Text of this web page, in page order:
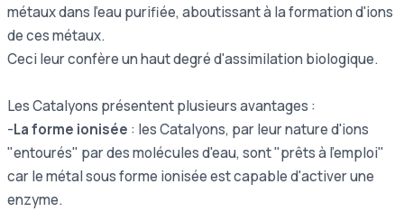
métaux dans l'eau purifiée, aboutissant à la formation d'ions
de ces métaux.
Ceci leur confère un haut degré d'assimilation biologique.
Les Catalyons présentent plusieurs avantages :
-La forme ionisée : les Catalyons, par leur nature d'ions
"entourés" par des molécules d'eau, sont "prêts à l'emploi"
car le métal sous forme ionisée est capable d'activer une
enzyme.